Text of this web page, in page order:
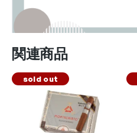
関連商品
sold out